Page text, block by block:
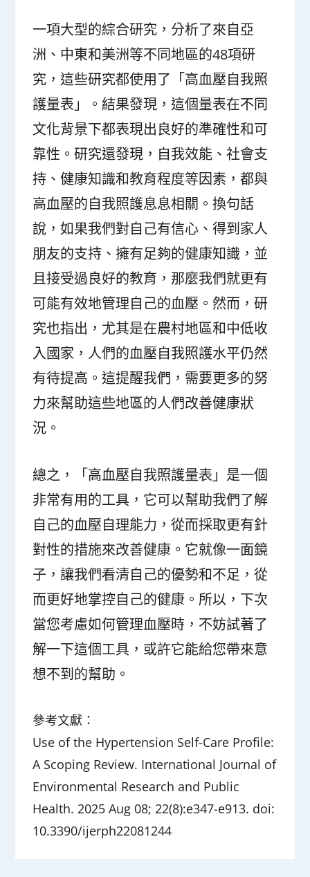
一項大型的綜合研究，分析了來自亞
洲、中東和美洲等不同地區的48項研
究，這些研究都使用了「高血壓自我照
護量表」。結果發現，這個量表在不同
文化背景下都表現出良好的準確性和可
靠性。研究還發現，自我效能、社會支
持、健康知識和教育程度等因素，都與
高血壓的自我照護息息相關。換句話
說，如果我們對自己有信心、得到家人
朋友的支持、擁有足夠的健康知識，並
且接受過良好的教育，那麼我們就更有
可能有效地管理自己的血壓。然而，研
究也指出，尤其是在農村地區和中低收
入國家，人們的血壓自我照護水平仍然
有待提高。這提醒我們，需要更多的努
力來幫助這些地區的人們改善健康狀
況。
總之，「高血壓自我照護量表」是一個
非常有用的工具，它可以幫助我們了解
自己的血壓自理能力，從而採取更有針
對性的措施來改善健康。它就像一面鏡
子，讓我們看清自己的優勢和不足，從
而更好地掌控自己的健康。所以，下次
當您考慮如何管理血壓時，不妨試著了
解一下這個工具，或許它能給您帶來意
想不到的幫助。
參考文獻：
Use of the Hypertension Self-Care Profile:
A Scoping Review. International Journal of
Environmental Research and Public
Health. 2025 Aug 08; 22(8):e347-e913. doi:
10.3390/ijerph22081244